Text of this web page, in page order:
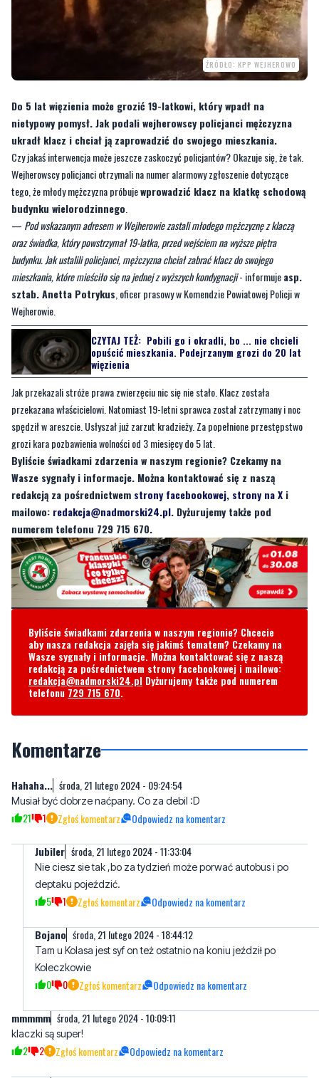
ŹRÓDŁO: KPP WEJHEROWO
Do 5 lat więzienia może grozić 19-latkowi, który wpadł na
nietypowy pomysł. Jak podali wejherowscy policjanci mężczyzna
Czy jakaś interwencja może jeszcze zaskoczyć policjantów? Okazuje się, że tak.
Wejherowscy policjanci otrzymali na numer alarmowy zgłoszenie dotyczące
tego, że młody mężczyzna próbujewprowadzić klacz na klatkę schodową
budynku wielorodzinnego.
—Pod wskazanym adresem w Wejherowie zastali młodego mężczyznę z klaczą
oraz świadka, który powstrzymał 19-latka, przed wejściem na wyższe piętra
budynku. Jak ustalili policjanci, mężczyzna chciał zabrać klacz do swojego
mieszkania, które mieściło się na jednej z wyższych kondygnacji- informujeasp.
sztab. Anetta Potrykus, oficer prasowy w Komendzie Powiatowej Policji w
Wejherowie.
CZYTAJ TEŻ:
Pobili go i okradli, bo ... nie chcieli
opuścić mieszkania. Podejrzanym grozi do 20 lat
Jak przekazali stróże prawa zwierzęciu nic się nie stało. Klacz została
przekazana właścicielowi. Natomiast 19-letni sprawca został zatrzymany i noc
spędził w areszcie. Usłyszał już zarzut kradzieży. Za popełnione przestępstwo
grozi kara pozbawienia wolności od 3 miesięcy do 5 lat.
Byliście świadkami zdarzenia w naszym regionie? Czekamy na
Wasze sygnały i informacje. Można kontaktować się z naszą
redakcją za pośrednictwemstrony facebookowej
mailowo:redakcja@nadmorski24.pl. Dyżurujemy także pod
numerem telefonu 729 715 670.
Byliście świadkami zdarzenia w naszym regionie? Chcecie
aby nasza redakcja zajęła się jakimś tematem? Czekamy na
Wasze sygnały i informacje. Można kontaktować się z naszą
redakcja@nadmorski24.plDyżurujemy także pod numerem
telefonu729 715 670.
Komentarze
Musiał być dobrze naćpany. Co za debil :D
Jubiler środa, 21 lutego 2024 - 11:33:04
Nie ciesz sie tak ,bo za tydzień może porwać autobus i po
5 1 Zgłoś komentarz Odpowiedz na komentarz
Bojano środa, 21 lutego 2024 - 18:44:12
Tam u Kolasa jest syf on też ostatnio na koniu jeździł po
0 0 Zgłoś komentarz Odpowiedz na komentarz
mmmmm środa, 21 lutego 2024 - 10:09:11
klaczki są super!
KINOman środa, 21 lutego 2024 - 13:43:37
Pewnie obejrzał nowych "Samych swoich"!